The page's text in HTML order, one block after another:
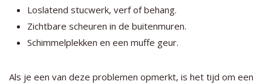
Loslatend stucwerk, verf of behang.
Zichtbare scheuren in de buitenmuren.
Schimmelplekken en een muffe geur.
Als je een van deze problemen opmerkt, is het tijd om een